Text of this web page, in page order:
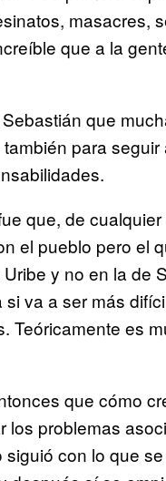
masacres,
que a la
que
para
que, de
el pueblo pero el
y no en la de
si va a ser más
Teóricamente es
que cómo
los problemas
con lo que